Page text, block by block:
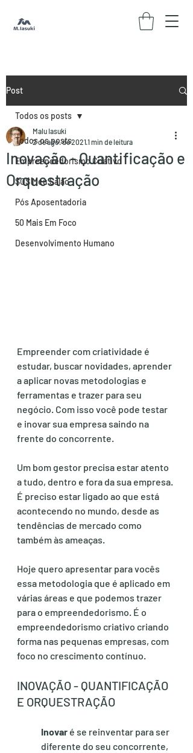
Post
Todos os posts
Empreendedorismo Criativo
SOS Meu Salão
Pós Aposentadoria
50 Mais Em Foco
Desenvolvimento Humano
Todos os posts
Inovação - Quantificação e
Orquestração
Malu Iasuki
2 de ago. de 20211 min de leitura
Empreender com criatividade é
estudar, buscar novidades, aprender
a aplicar novas metodologias e
ferramentas e trazer para seu
negócio. Com isso você pode testar
e inovar sua empresa saindo na
frente do concorrente.
Um bom gestor precisa estar atento
a tudo, dentro e fora da sua empresa.
É preciso estar ligado ao que está
acontecendo no mundo, desde as
tendências de mercado como
também às ameaças.
Hoje quero apresentar para vocês
essa metodologia que é aplicado em
várias áreas e que podemos trazer
para o empreendedorismo. É o
empreendedorismo criativo criando
forma nas pequenas empresas, com
foco no crescimento contínuo.
INOVAÇÃO - QUANTIFICAÇÃO
E ORQUESTRAÇÃO
Inovar é se reinventar para ser
diferente do seu concorrente,